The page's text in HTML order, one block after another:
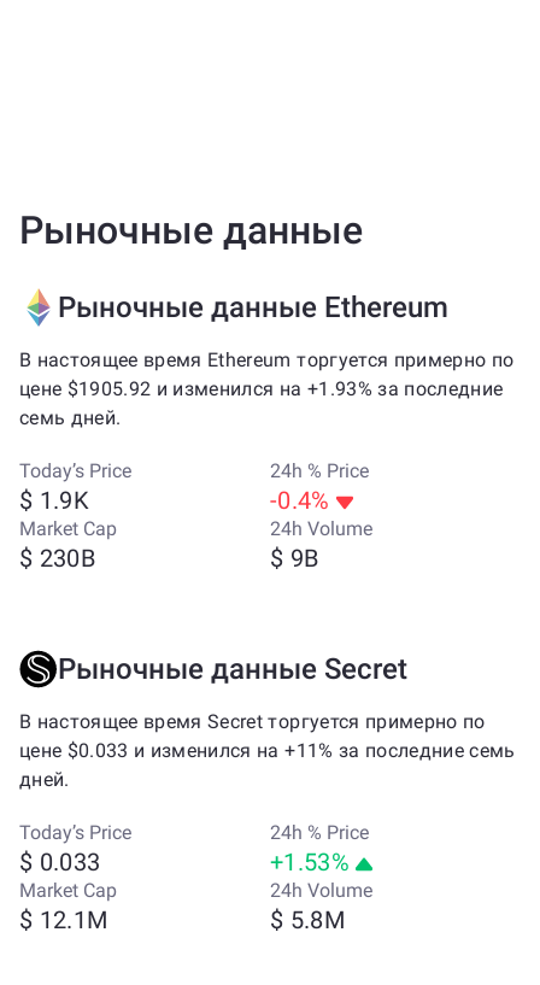
Рыночные данные
Рыночные данные Ethereum
В настоящее время Ethereum торгуется примерно по
цене $1905.92 и изменился на +1.93% за последние
семь дней.
Today’s Price
$ 1.9K
24h % Price
-0.4%
Market Cap
$ 230B
24h Volume
$ 9B
Рыночные данные Secret
В настоящее время Secret торгуется примерно по
цене $0.033 и изменился на +11% за последние семь
дней.
Today’s Price
$ 0.033
24h % Price
+1.53%
Market Cap
$ 12.1M
24h Volume
$ 5.8M